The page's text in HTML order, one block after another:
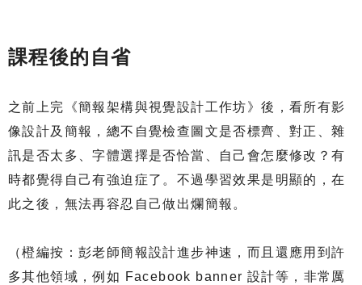
課程後的自省
之前上完《簡報架構與視覺設計工作坊》後，看所有影
像設計及簡報，總不自覺檢查圖文是否標齊、對正、雜
訊是否太多、字體選擇是否恰當、自己會怎麼修改？有
時都覺得自己有強迫症了。不過學習效果是明顯的，在
此之後，無法再容忍自己做出爛簡報。
（橙編按：彭老師簡報設計進步神速，而且還應用到許
多其他領域，例如 Facebook banner 設計等，非常厲